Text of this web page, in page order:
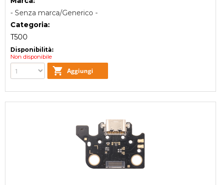
- Senza marca/Generico -
Categoria:
T500
Disponibilità:
Non disponibile